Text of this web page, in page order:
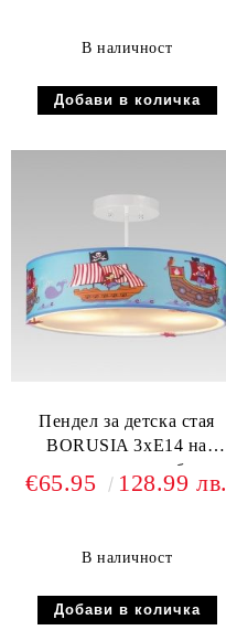
В наличност
Пендел за детска стая
BORUSIA 3хЕ14 на
пиратски кораби
€65.95 128.99 лв.
В наличност